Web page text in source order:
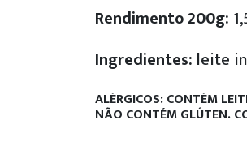
Rendimento 200g:
Ingredientes: leite
ALÉRGICOS: CONTÉM
NÃO CONTÉM GLÚTEN.